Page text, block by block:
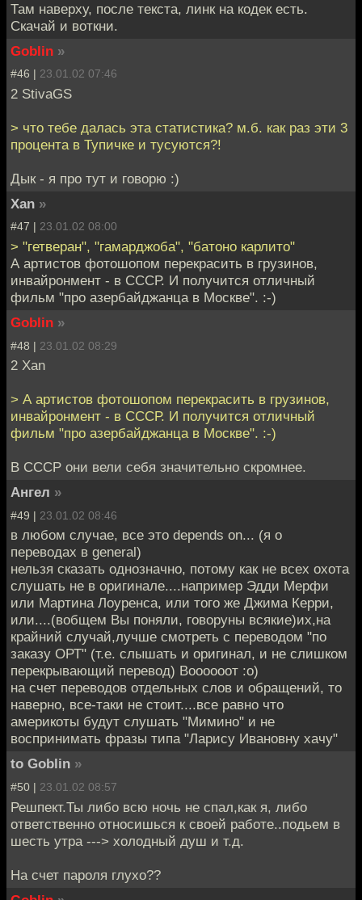
Там наверху, после текста, линк на кодек есть.
Скачай и воткни.
Goblin »
#46 | 23.01.02 07:46
2 StivaGS
> что тебе далась эта статистика? м.б. как раз эти 3
процента в Тупичке и тусуются?!
Дык - я про тут и говорю :)
Xan »
#47 | 23.01.02 08:00
> "гетверан", "гамарджоба", "батоно карлито"
А артистов фотошопом перекрасить в грузинов,
инвайронмент - в СССР. И получится отличный
фильм "про азербайджанца в Москве". :-)
Goblin »
#48 | 23.01.02 08:29
2 Xan
> А артистов фотошопом перекрасить в грузинов,
инвайронмент - в СССР. И получится отличный
фильм "про азербайджанца в Москве". :-)
В СССР они вели себя значительно скромнее.
Ангел »
#49 | 23.01.02 08:46
в любом случае, все это depends on... (я о
переводах в general)
нельзя сказать однозначно, потому как не всех охота
слушать не в оригинале....например Эдди Мерфи
или Мартина Лоуренса, или того же Джима Керри,
или....(вобщем Вы поняли, говоруны всякие)их,на
крайний случай,лучше смотреть с переводом "по
заказу ОРТ" (т.е. слышать и оригинал, и не слишком
перекрывающий перевод) Воооооот :о)
на счет переводов отдельных слов и обращений, то
наверно, все-таки не стоит....все равно что
америкоты будут слушать "Мимино" и не
воспринимать фразы типа "Ларису Ивановну хачу"
to Goblin »
#50 | 23.01.02 08:57
Решпект.Ты либо всю ночь не спал,как я, либо
ответственно относишься к своей работе..подьем в
шесть утра ---> холодный душ и т.д.
На счет пароля глухо??